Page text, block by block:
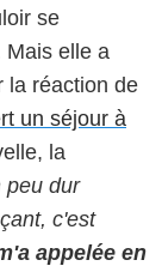
se
Mais elle a
la réaction de
un séjour à
la
peu dur
c'est
appelée en